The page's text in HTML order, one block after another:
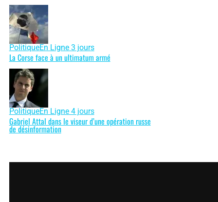
PolitiqueEn Ligne 3 jours
La Corse face à un ultimatum armé
PolitiqueEn Ligne 4 jours
Gabriel Attal dans le viseur d’une opération russe
de désinformation